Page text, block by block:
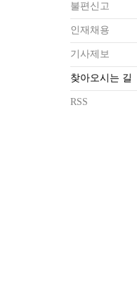
불편신고
인재채용
기사제보
찾아오시는 길
RSS